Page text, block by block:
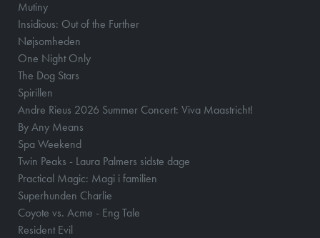
Mutiny
Insidious: Out of the Further
Nøjsomheden
One Night Only
The Dog Stars
Spirillen
Andre Rieus 2026 Summer Concert: Viva Maastricht!
By Any Means
Spa Weekend
Twin Peaks - Laura Palmers sidste dage
Practical Magic: Magi i familien
Superhunden Charlie
Coyote vs. Acme - Eng Tale
Resident Evil